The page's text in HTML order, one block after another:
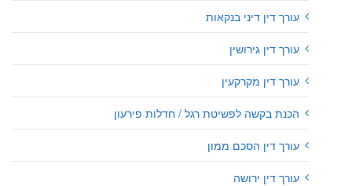
עורך דין דיני בנקאות
עורך דין גירושין
עורך דין מקרקעין
הכנת בקשה לפשיטת רגל / חדלות פירעון
עורך דין הסכם ממון
עורך דין ירושה